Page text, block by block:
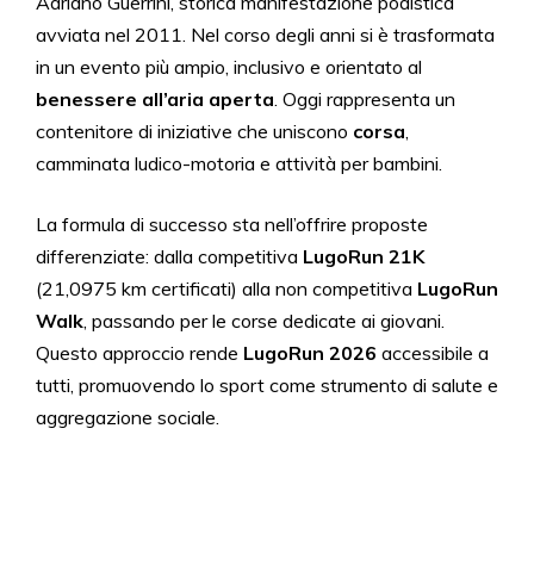
avviata nel 2011. Nel corso degli anni si è trasformata
in un evento più ampio, inclusivo e orientato al
benessere all’aria aperta. Oggi rappresenta un
contenitore di iniziative che uniscono corsa,
camminata ludico-motoria e attività per bambini.
La formula di successo sta nell’offrire proposte
differenziate: dalla competitiva LugoRun 21K
(21,0975 km certificati) alla non competitiva LugoRun
Walk, passando per le corse dedicate ai giovani.
Questo approccio rende LugoRun 2026 accessibile a
tutti, promuovendo lo sport come strumento di salute e
aggregazione sociale.